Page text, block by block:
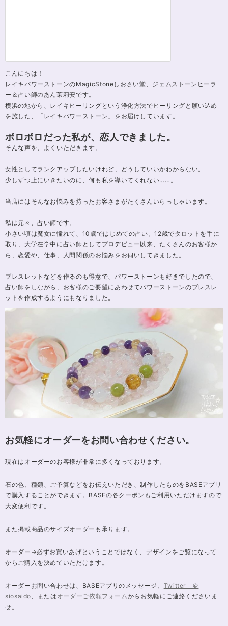
こんにちは！
レイキパワーストーンのMagicStoneしおさい堂、ジェムストーンヒーラ
ー＆占い師のあん茉莉安です。
横浜の地から、レイキヒーリングという浄化方法でヒーリングと願い込め
を施した、「レイキパワーストーン」をお届けしています。
ボロボロだった私が、恋人できました。
そんな声を、よくいただきます。
女性としてランクアップしたいけれど、どうしていいかわからない。
少しずつ上にいきたいのに、何も私を導いてくれない……。
当店にはそんなお悩みを持ったお客さまがたくさんいらっしゃいます。
私は元々、占い師です。
小さい頃は魔女に憧れて、10歳ではじめての占い。12歳でタロットを手に
取り、大学在学中に占い師としてプロデビュー以来、たくさんのお客様か
ら、恋愛や、仕事、人間関係のお悩みをお伺いしてきました。
ブレスレットなどを作るのも得意で、パワーストーンも好きでしたので、
占い師をしながら、お客様のご要望にあわせてパワーストーンのブレスレ
ットを作成するようにもなりました。
お気軽にオーダーをお問い合わせください。
現在はオーダーのお客様が非常に多くなっております。
石の色、種類、ご予算などをお伝えいただき、制作したものをBASEアプリ
で購入することができます。BASEの各クーポンもご利用いただけますので
大変便利です。
また掲載商品のサイズオーダーも承ります。
オーダー→必ずお買いあげということではなく、デザインをご覧になって
からご購入を決めていただけます。
オーダーお問い合わせは、BASEアプリのメッセージ、 Twitter ＠
siosaido、または オーダーご依頼フォームからお気軽にご連絡くださいま
せ。